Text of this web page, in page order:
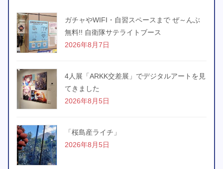
ガチャやWIFI・自習スペースまで ぜ～んぶ
無料!! 自衛隊サテライトブース
2026年8月7日
4人展「ARKK交差展」でデジタルアートを見
てきました
2026年8月5日
「桜島産ライチ」
2026年8月5日